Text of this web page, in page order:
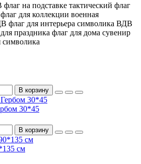
флаг на подставке тактический флаг
флаг для коллекции военная
флаг для интерьера символика ВДВ
праздника флаг для дома сувенир
символика
В корзину
30*45
В корзину
см